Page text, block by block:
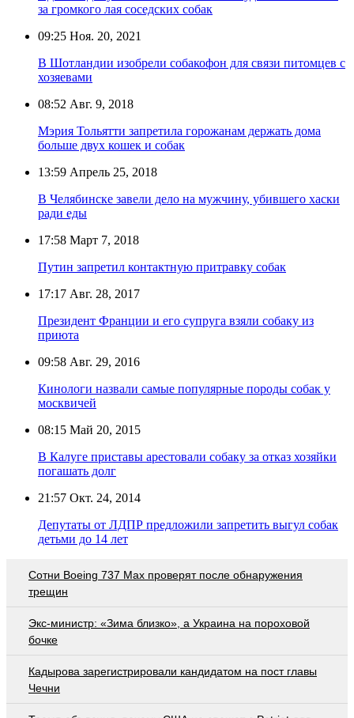
за громкого лая соседских собак
09:25 Ноя. 20, 2021
В Шотландии изобрели собакофон для связи питомцев с
хозяевами
08:52 Авг. 9, 2018
Мэрия Тольятти запретила горожанам держать дома
больше двух кошек и собак
13:59 Апрель 25, 2018
В Челябинске завели дело на мужчину, убившего хаски
ради еды
17:58 Март 7, 2018
Путин запретил контактную притравку собак
17:17 Авг. 28, 2017
Президент Франции и его супруга взяли собаку из
приюта
09:58 Авг. 29, 2016
Кинологи назвали самые популярные породы собак у
москвичей
08:15 Май 20, 2015
В Калуге приставы арестовали собаку за отказ хозяйки
погашать долг
21:57 Окт. 24, 2014
Депутаты от ЛДПР предложили запретить выгул собак
детьми до 14 лет
Сотни Boeing 737 Max проверят после обнаружения
трещин
Экс-министр: «Зима близко», а Украина на пороховой
бочке
Кадырова зарегистрировали кандидатом на пост главы
Чечни